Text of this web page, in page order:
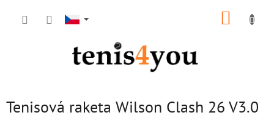
Tenisová raketa Wilson Clash 26 V3.0